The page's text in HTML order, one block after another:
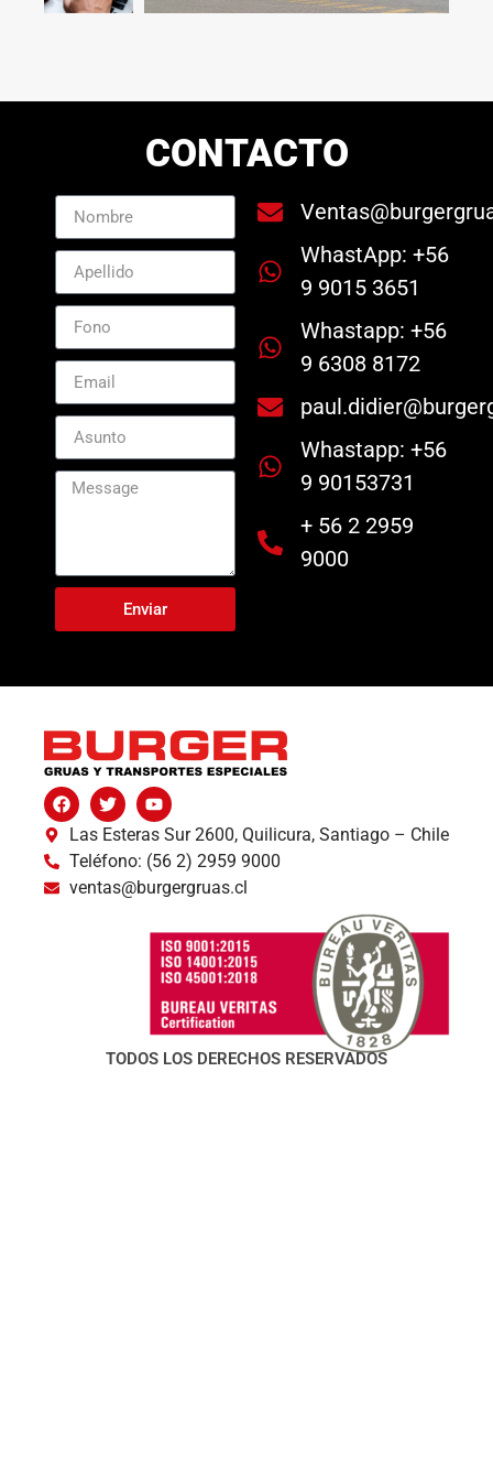
CONTACTO
Enviar
WhastApp: +56
9 9015 3651
Whastapp: +56
9 6308 8172
Whastapp: +56
9 90153731
+ 56 2 2959
9000
Las Esteras Sur 2600, Quilicura, Santiago – Chile
Teléfono: (56 2) 2959 9000
ventas@burgergruas.cl
TODOS LOS DERECHOS RESERVADOS